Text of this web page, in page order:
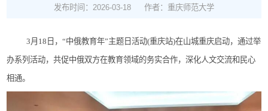
发布时间：2026-03-18 作者：重庆师范大学
3月18日，“中俄教育年”主题日活动(重庆站)在山城重庆启动，通过举
办系列活动，共促中俄双方在教育领域的务实合作，深化人文交流和民心
相通。